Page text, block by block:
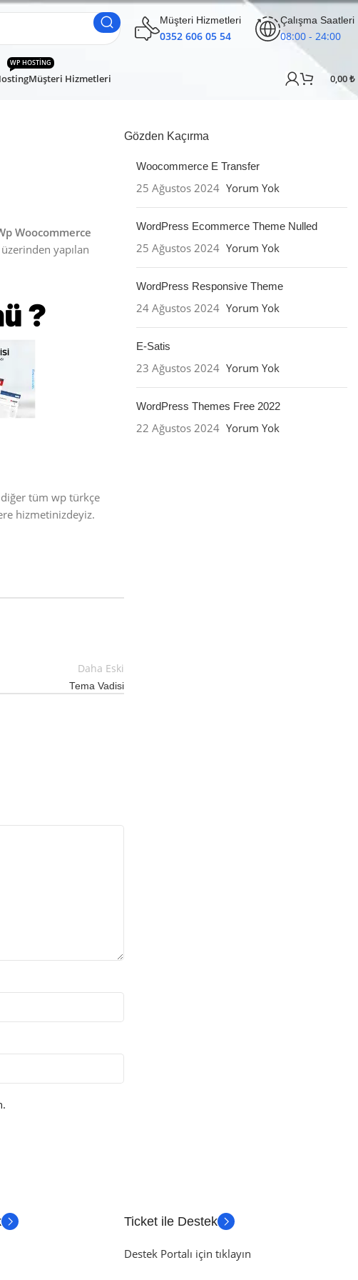
Müşteri Hizmetleri
0352 606 05 54
Çalışma Saatleri
08:00 - 24:00
WP HOSTING
Müşteri Hizmetleri 0,00₺
Woocommerce
yapılan
diğer tüm wp türkçe
hizmetinizdeyiz.
Daha Eski
Tema Vadisi
Gözden Kaçırma
Woocommerce E Transfer
25 Ağustos 2024 Yorum Yok
WordPress Ecommerce Theme Nulled
25 Ağustos 2024 Yorum Yok
WordPress Responsive Theme
24 Ağustos 2024 Yorum Yok
E-Satis
23 Ağustos 2024 Yorum Yok
WordPress Themes Free 2022
22 Ağustos 2024 Yorum Yok
Ticket ile Destek
Destek Portalı için tıklayın